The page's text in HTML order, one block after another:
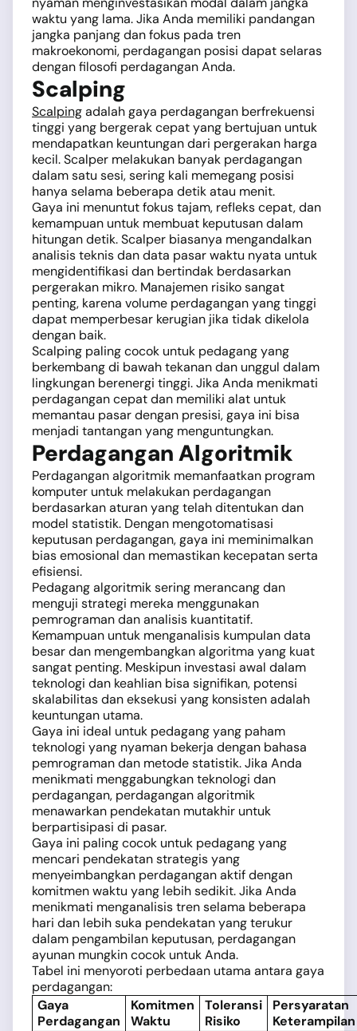
waktu yang lama. Jika Anda memiliki pandangan
jangka panjang dan fokus pada tren
makroekonomi, perdagangan posisi dapat selaras
dengan filosofi perdagangan Anda.
Scalping
Scalpingadalah gaya perdagangan berfrekuensi
tinggi yang bergerak cepat yang bertujuan untuk
mendapatkan keuntungan dari pergerakan harga
kecil. Scalper melakukan banyak perdagangan
dalam satu sesi, sering kali memegang posisi
hanya selama beberapa detik atau menit.
Gaya ini menuntut fokus tajam, refleks cepat, dan
kemampuan untuk membuat keputusan dalam
hitungan detik. Scalper biasanya mengandalkan
analisis teknis dan data pasar waktu nyata untuk
mengidentifikasi dan bertindak berdasarkan
pergerakan mikro. Manajemen risiko sangat
penting, karena volume perdagangan yang tinggi
dapat memperbesar kerugian jika tidak dikelola
dengan baik.
Scalping paling cocok untuk pedagang yang
berkembang di bawah tekanan dan unggul dalam
lingkungan berenergi tinggi. Jika Anda menikmati
perdagangan cepat dan memiliki alat untuk
memantau pasar dengan presisi, gaya ini bisa
menjadi tantangan yang menguntungkan.
Perdagangan Algoritmik
Perdagangan algoritmik memanfaatkan program
komputer untuk melakukan perdagangan
berdasarkan aturan yang telah ditentukan dan
model statistik. Dengan mengotomatisasi
keputusan perdagangan, gaya ini meminimalkan
bias emosional dan memastikan kecepatan serta
efisiensi.
Pedagang algoritmik sering merancang dan
menguji strategi mereka menggunakan
pemrograman dan analisis kuantitatif.
Kemampuan untuk menganalisis kumpulan data
besar dan mengembangkan algoritma yang kuat
sangat penting. Meskipun investasi awal dalam
teknologi dan keahlian bisa signifikan, potensi
skalabilitas dan eksekusi yang konsisten adalah
keuntungan utama.
Gaya ini ideal untuk pedagang yang paham
teknologi yang nyaman bekerja dengan bahasa
pemrograman dan metode statistik. Jika Anda
menikmati menggabungkan teknologi dan
perdagangan, perdagangan algoritmik
menawarkan pendekatan mutakhir untuk
berpartisipasi di pasar.
Gaya ini paling cocok untuk pedagang yang
mencari pendekatan strategis yang
menyeimbangkan perdagangan aktif dengan
komitmen waktu yang lebih sedikit. Jika Anda
menikmati menganalisis tren selama beberapa
hari dan lebih suka pendekatan yang terukur
dalam pengambilan keputusan, perdagangan
ayunan mungkin cocok untuk Anda.
Tabel ini menyoroti perbedaan utama antara gaya
perdagangan:
Gaya
Perdagangan
Komitmen
Waktu
Toleransi
Risiko
Persyaratan
Keterampilan